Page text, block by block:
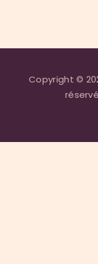
Copyright ©